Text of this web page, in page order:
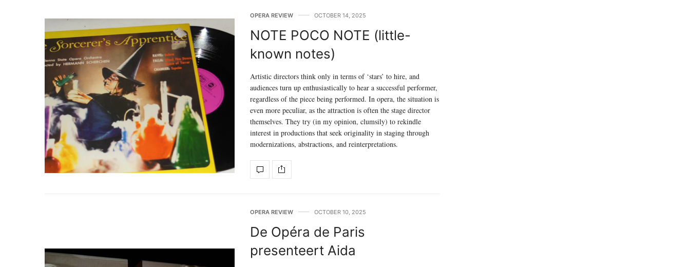
OPERA REVIEW OCTOBER 14, 2025
NOTE POCO NOTE (little-
known notes)
Artistic directors think only in terms of ‘stars’ to hire, and
audiences turn up enthusiastically to hear a successful performer,
regardless of the piece being performed. In opera, the situation is
even more peculiar, as the attraction is often the stage director
themselves. They try (in my opinion, clumsily) to rekindle
interest in productions that seek originality in staging through
modernizations, abstractions, and reinterpretations.
OPERA REVIEW OCTOBER 10, 2025
De Opéra de Paris
presenteert Aida